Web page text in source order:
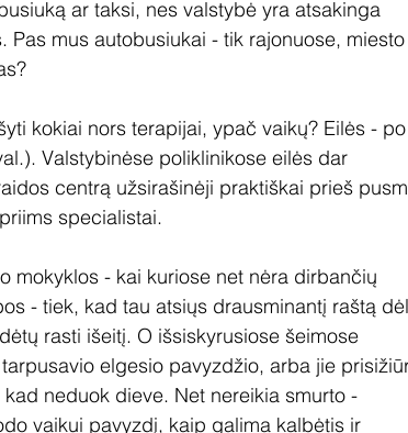
ar taksi, nes valstybė yra atsakinga
mus autobusiukai - tik rajonuose, miesto
kokiai nors terapijai, ypač vaikų? Eilės -
Valstybinėse poliklinikose eilės dar
centrą užsirašinėji praktiškai prieš
specialistai.
mokyklos - kai kuriose net nėra dirbančių
- tiek, kad tau atsiųs drausminantį raštą dėl
rasti išeitį. O išsiskyrusiose šeimose
elgesio pavyzdžio, arba jie
neduok dieve. Net nereikia smurto -
vaikui pavyzdį, kaip galima kalbėtis ir